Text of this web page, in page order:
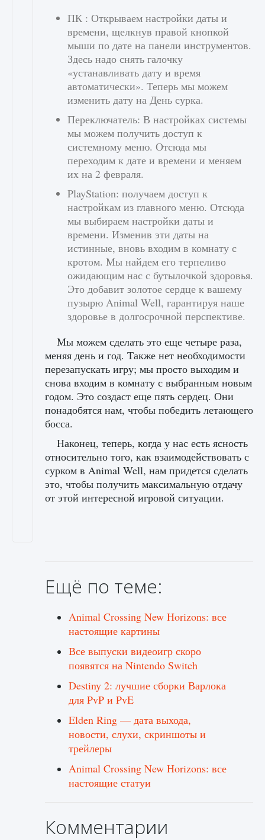
ПК : Открываем настройки даты и
времени, щелкнув правой кнопкой
мыши по дате на панели инструментов.
Здесь надо снять галочку
«устанавливать дату и время
автоматически». Теперь мы можем
изменить дату на День сурка.
Переключатель: В настройках системы
мы можем получить доступ к
системному меню. Отсюда мы
переходим к дате и времени и меняем
их на 2 февраля.
PlayStation: получаем доступ к
настройкам из главного меню. Отсюда
мы выбираем настройки даты и
времени. Изменив эти даты на
истинные, вновь входим в комнату с
кротом. Мы найдем его терпеливо
ожидающим нас с бутылочкой здоровья.
Это добавит золотое сердце к вашему
пузырю Animal Well, гарантируя наше
здоровье в долгосрочной перспективе.
Мы можем сделать это еще четыре раза,
меняя день и год. Также нет необходимости
перезапускать игру; мы просто выходим и
снова входим в комнату с выбранным новым
годом. Это создаст еще пять сердец. Они
понадобятся нам, чтобы победить летающего
босса.
Наконец, теперь, когда у нас есть ясность
относительно того, как взаимодействовать с
сурком в Animal Well, нам придется сделать
это, чтобы получить максимальную отдачу
от этой интересной игровой ситуации.
Ещё по теме:
Animal Crossing New Horizons: все
настоящие картины
Все выпуски видеоигр скоро
появятся на Nintendo Switch
Destiny 2: лучшие сборки Варлока
для PvP и PvE
Elden Ring — дата выхода,
новости, слухи, скриншоты и
трейлеры
Animal Crossing New Horizons: все
настоящие статуи
Комментарии